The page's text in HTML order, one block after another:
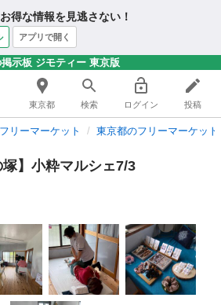
得な情報を見逃さない！
アプリで開く
示板 ジモティー 東京版
東京都 検索 ログイン 投稿
フリーマーケット 東京都のフリーマーケット
】小粋マルシェ7/3